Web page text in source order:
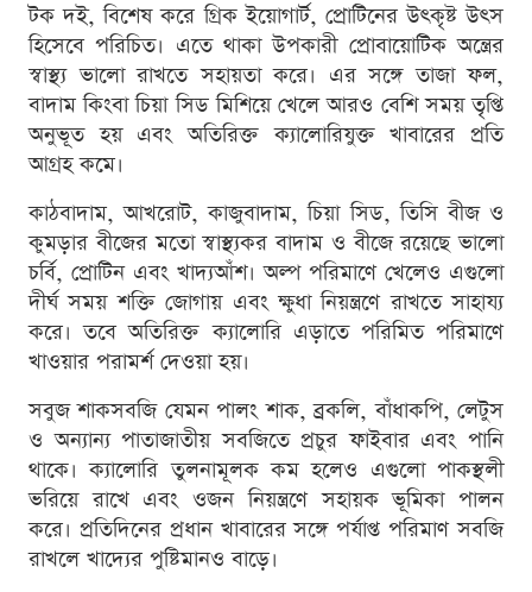
টক দই, বিশেষ করে গ্রিক ইয়োগার্ট, প্রোটিনের উৎকৃষ্ট উৎস
হিসেবে পরিচিত। এতে থাকা উপকারী প্রোবায়োটিক অন্ত্রের
স্বাস্থ্য ভালো রাখতে সহায়তা করে। এর সঙ্গে তাজা ফল,
বাদাম কিংবা চিয়া সিড মিশিয়ে খেলে আরও বেশি সময় তৃপ্তি
অনুভূত হয় এবং অতিরিক্ত ক্যালোরিযুক্ত খাবারের প্রতি
আগ্রহ কমে।
কাঠবাদাম, আখরোট, কাজুবাদাম, চিয়া সিড, তিসি বীজ ও
কুমড়ার বীজের মতো স্বাস্থ্যকর বাদাম ও বীজে রয়েছে ভালো
চর্বি, প্রোটিন এবং খাদ্যআঁশ। অল্প পরিমাণে খেলেও এগুলো
দীর্ঘ সময় শক্তি জোগায় এবং ক্ষুধা নিয়ন্ত্রণে রাখতে সাহায্য
করে। তবে অতিরিক্ত ক্যালোরি এড়াতে পরিমিত পরিমাণে
খাওয়ার পরামর্শ দেওয়া হয়।
সবুজ শাকসবজি যেমন পালং শাক, ব্রকলি, বাঁধাকপি, লেটুস
ও অন্যান্য পাতাজাতীয় সবজিতে প্রচুর ফাইবার এবং পানি
থাকে। ক্যালোরি তুলনামূলক কম হলেও এগুলো পাকস্থলী
ভরিয়ে রাখে এবং ওজন নিয়ন্ত্রণে সহায়ক ভূমিকা পালন
করে। প্রতিদিনের প্রধান খাবারের সঙ্গে পর্যাপ্ত পরিমাণ সবজি
রাখলে খাদ্যের পুষ্টিমানও বাড়ে।